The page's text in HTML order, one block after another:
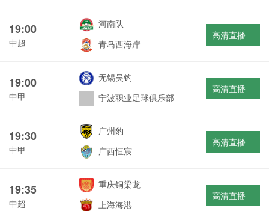
19:00
中超
河南队
青岛西海岸
高清直播
19:00
中甲
无锡吴钩
宁波职业足球俱乐部
高清直播
19:30
中甲
广州豹
广西恒宸
高清直播
19:35
中超
重庆铜梁龙
上海海港
高清直播